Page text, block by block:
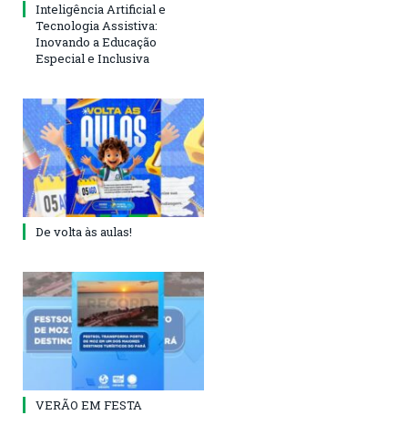
Inteligência Artificial e
Tecnologia Assistiva:
Inovando a Educação
Especial e Inclusiva
De volta às aulas!
VERÃO EM FESTA